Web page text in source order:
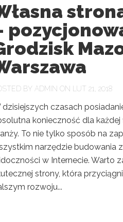
BY ADMIN ON LUT 21, 2018
dzisiejszych czasach
konieczność dla
To nie tylko sposób na
narzędzie budowania
w Internecie. Warto
strony, która
rozwoju...